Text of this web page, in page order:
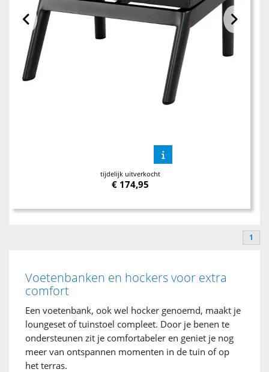
tijdelijk uitverkocht
€ 174,95
1
Voetenbanken en hockers voor extra
comfort
Een voetenbank, ook wel hocker genoemd, maakt je
loungeset of tuinstoel compleet. Door je benen te
ondersteunen zit je comfortabeler en geniet je nog
meer van ontspannen momenten in de tuin of op
het terras.